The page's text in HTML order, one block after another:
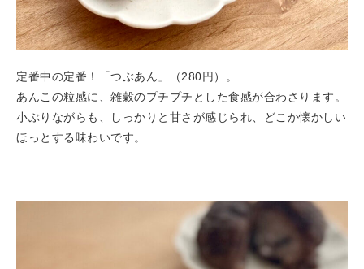
定番中の定番！「つぶあん」（280円）。
あんこの粒感に、雑穀のプチプチとした食感が合わさります。
小ぶりながらも、しっかりと甘さが感じられ、どこか懐かしい
ほっとする味わいです。